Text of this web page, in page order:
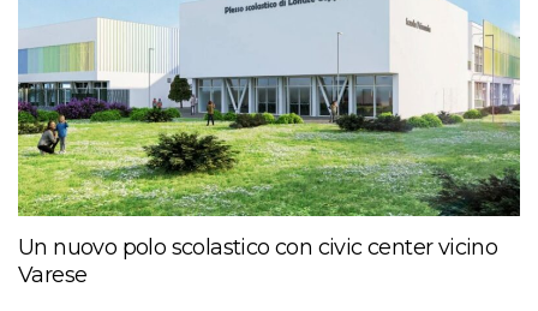
Un nuovo polo scolastico con civic center vicino
Varese